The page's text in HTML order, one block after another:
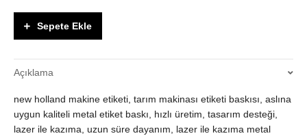
etiketi
Sepete Ekle
Açıklama
new holland makine etiketi, tarım makinası etiketi baskısı, aslına
uygun kaliteli metal etiket baskı, hızlı üretim, tasarım desteği,
lazer ile kazıma, uzun süre dayanım, lazer ile kazıma metal